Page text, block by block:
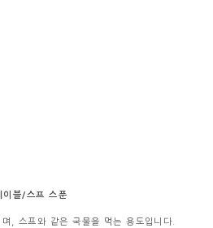
이블/스프 스푼
, 스프와 같은 국물을 먹는 용도입니다.